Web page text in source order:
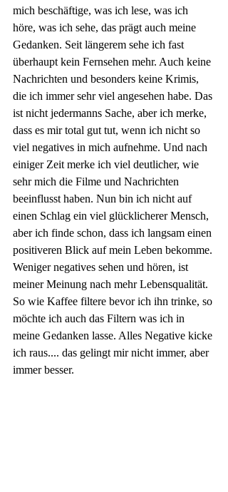
mich beschäftige, was ich lese, was ich
höre, was ich sehe, das prägt auch meine
Gedanken. Seit längerem sehe ich fast
überhaupt kein Fernsehen mehr. Auch keine
Nachrichten und besonders keine Krimis,
die ich immer sehr viel angesehen habe. Das
ist nicht jedermanns Sache, aber ich merke,
dass es mir total gut tut, wenn ich nicht so
viel negatives in mich aufnehme. Und nach
einiger Zeit merke ich viel deutlicher, wie
sehr mich die Filme und Nachrichten
beeinflusst haben. Nun bin ich nicht auf
einen Schlag ein viel glücklicherer Mensch,
aber ich finde schon, dass ich langsam einen
positiveren Blick auf mein Leben bekomme.
Weniger negatives sehen und hören, ist
meiner Meinung nach mehr Lebensqualität.
So wie Kaffee filtere bevor ich ihn trinke, so
möchte ich auch das Filtern was ich in
meine Gedanken lasse. Alles Negative kicke
ich raus.... das gelingt mir nicht immer, aber
immer besser.